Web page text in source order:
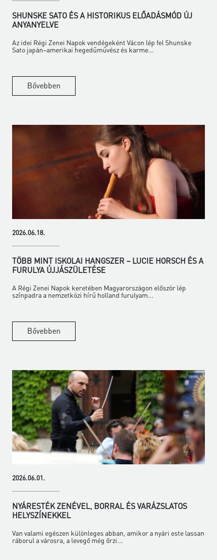
SHUNSKE SATO ÉS A HISTORIKUS ELŐADÁSMÓD ÚJ
ANYANYELVE
Az idei Régi Zenei Napok vendégeként Vácon lép fel Shunske
Sato japán–amerikai hegedűművész és karme...
Bővebben
2026.06.18.
TÖBB MINT ISKOLAI HANGSZER – LUCIE HORSCH ÉS A
FURULYA ÚJJÁSZÜLETÉSE
A Régi Zenei Napok keretében Magyarországon először lép
színpadra a nemzetközi hírű holland furulyam...
Bővebben
2026.06.01.
NYÁRESTÉK ZENÉVEL, BORRAL ÉS VARÁZSLATOS
HELYSZÍNEKKEL
Van valami egészen különleges abban, amikor a nyári este lassan
ráborul a városra, a levegő még őrzi...